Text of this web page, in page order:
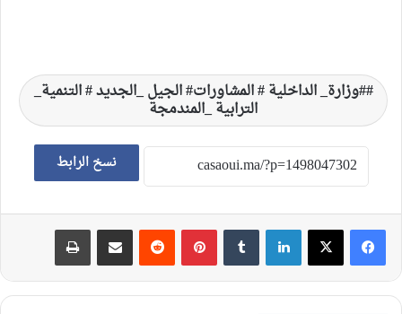
#وزارة_ الداخلية # المشاورات# الجيل _الجديد # التنمية_
الترابية _المندمجة
نسخ الرابط
لينكدإن بينتيريست